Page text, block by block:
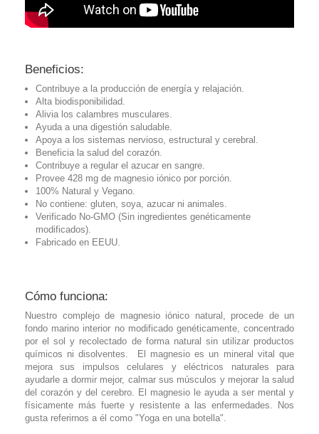
Beneficios:
Contribuye a la producción de energía y relajación.
Alta biodisponibilidad.
Alivia los calambres musculares.
Ayuda a una digestión saludable.
Apoya a los sistemas nervioso, estructural y cerebral.
Beneficia la salud del corazón.
Contribuye a regular el azucar en sangre.
Provee 428 mg de magnesio iónico por porción.
100% Natural y Vegano.
No contiene: gluten, soya, azucar ni animales.
Verificado No-GMO (Sin ingredientes genéticamente
modificados).
Fabricado en EEUU.
Cómo funciona:
Nuestro complejo de magnesio iónico natural, procede de un
fondo marino interior no modificado genéticamente, concentrado
por el sol y recolectado de forma natural sin utilizar productos
químicos ni disolventes. El magnesio es un mineral vital que
mejora sus impulsos celulares y eléctricos naturales para
ayudarle a dormir mejor, calmar sus músculos y mejorar la salud
del corazón y del cerebro. El magnesio le ayuda a ser mental y
físicamente más fuerte y resistente a las enfermedades. Nos
gusta referirnos a él como "Yoga en una botella".